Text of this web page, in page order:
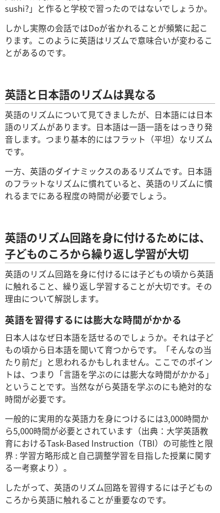
sushi?」と作ると学校で習ったのではないでしょうか。
しかし実際の会話ではDoが省かれることが頻繁に起こ
ります。このように英語はリズムで意味合いが変わるこ
とがあるのです。
英語と日本語のリズムは異なる
英語のリズムについて見てきましたが、日本語には日本
語のリズムがあります。日本語は一語一語をはっきり発
音します。つまり基本的にはフラット（平坦）なリズム
です。
一方、英語のダイナミックスのあるリズムです。日本語
のフラットなリズムに慣れていると、英語のリズムに慣
れるまでにある程度の時間が必要でしょう。
英語のリズム回路を身に付けるためには、
子どものころから繰り返し学習が大切
英語のリズム回路を身に付けるには子どもの頃から英語
に触れること、繰り返し学習することが大切です。その
理由について解説します。
英語を習得するには膨大な時間がかかる
日本人はなぜ日本語を話せるのでしょうか。それは子ど
もの頃から日本語を聞いて育つからです。「そんなの当
たり前だ」と思われるかもしれません。ここでのポイン
トは、つまり「言語を学ぶのには膨大な時間がかかる」
ということです。当然ながら英語を学ぶのにも絶対的な
時間が必要です。
一般的に実用的な英語力を身につけるには3,000時間か
ら5,000時間が必要とされています（出典：大学英語教
育におけるTask-Based Instruction（TBI）の可能性と限
界 : 学習方略形成と自己調整学習を目指した授業に関す
る一考察より）。
したがって、英語のリズム回路を習得するには子どもの
ころから英語に触れることが重要なのです。